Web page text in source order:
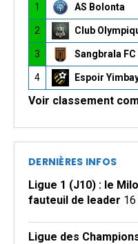
1 AS Bolonta
2 Club
3 Sangbrala FC
4 Espoir
Voir classement
DERNIÈRES INFOS
Ligue 1 (J10) : le
fauteuil de leader
Ligue des